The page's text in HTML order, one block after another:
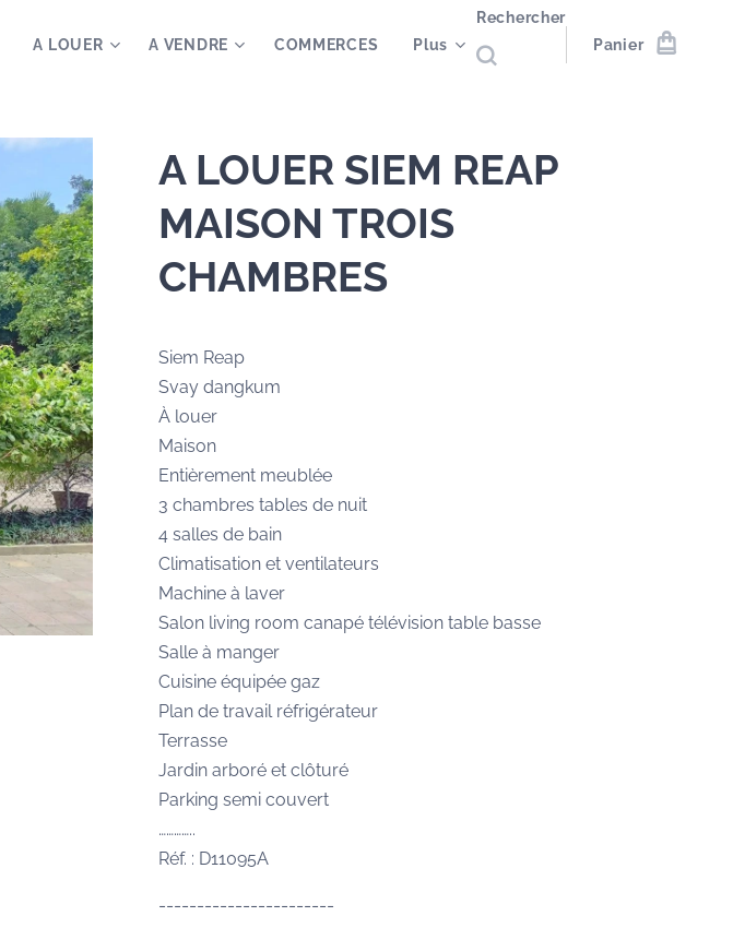
A LOUER A VENDRE COMMERCES Plus
Rechercher
Panier
A LOUER SIEM REAP
MAISON TROIS
CHAMBRES
Siem Reap
Svay dangkum
À louer
Maison
Entièrement meublée
3 chambres tables de nuit
4 salles de bain
Climatisation et ventilateurs
Machine à laver
Salon living room canapé télévision table basse
Salle à manger
Cuisine équipée gaz
Plan de travail réfrigérateur
Terrasse
Jardin arboré et clôturé
Parking semi couvert
…………..
Réf. : D11095A
-----------------------